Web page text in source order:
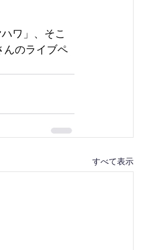
ワ」、そこ
んのライブペ
すべて表示